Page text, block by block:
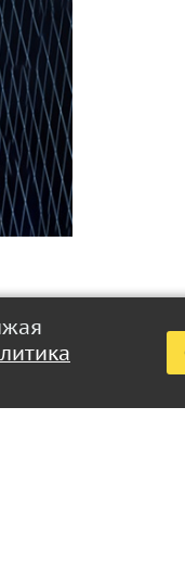
время